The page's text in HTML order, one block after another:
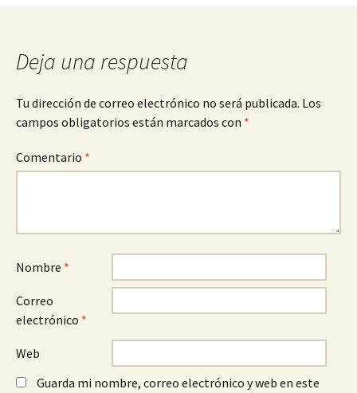
de
entradas
Deja una respuesta
Tu dirección de correo electrónico no será publicada. Los
campos obligatorios están marcados con *
Comentario *
Nombre *
Correo
electrónico *
Web
Guarda mi nombre, correo electrónico y web en este